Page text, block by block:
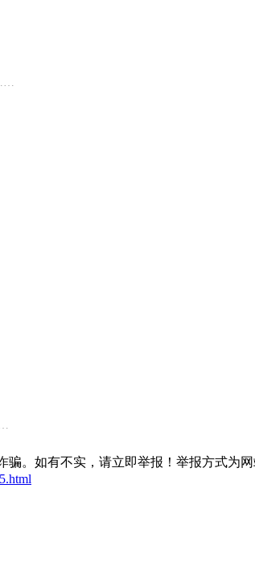
骗。如有不实，请立即举报！举报方式为